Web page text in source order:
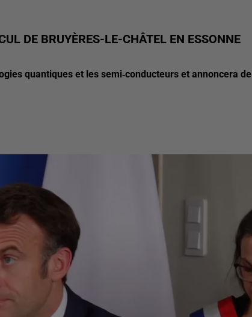
DE BRUYÈRES-LE-CHÂTEL EN ESSONNE
quantiques et les semi‑conducteurs et annoncera de